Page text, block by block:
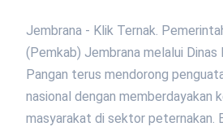
Jembrana - Klik Ternak.
(Pemkab) Jembrana melalui Dinas
Pangan terus mendorong
nasional dengan memberdayakan
masyarakat di sektor peternakan.